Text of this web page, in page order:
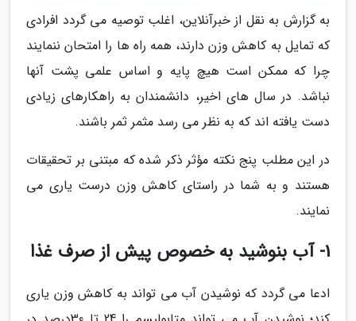
به گزارش به نقل از خبرآنلاین، اغلب توصیه می گردد افرادی
که تمایل به کاهش وزن دارند، همه راه ها را امتحان ننمایند
چرا که ممکن است هیچ پایه و اساس علمی پشت آنها
نباشد. در سال های اخیر، دانشمندان به راهکارهای زیادی
دست یافته اند که به نظر می رسد مثمر ثمر باشند.
در این مطلب پنج نکته مؤثر ذکر شده که مبتنی بر تحقیقات
هستند و به شما در راستای کاهش وزن درست یاری می
نمایند.
1- آب بنوشید به خصوص پیش از صرف غذا
ادعا می گردد که نوشیدن آب می تواند به کاهش وزن یاری